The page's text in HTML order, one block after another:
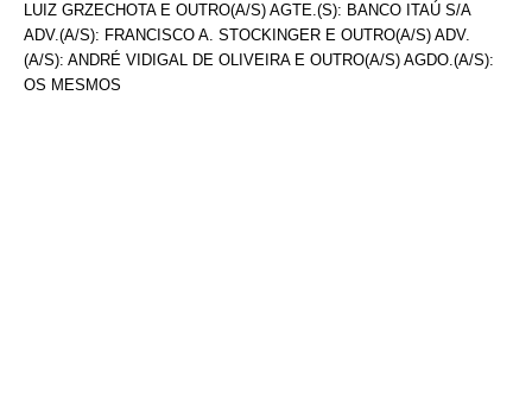
LUIZ GRZECHOTA E OUTRO(A/S) AGTE.(S): BANCO ITAÚ S/A
ADV.(A/S): FRANCISCO A. STOCKINGER E OUTRO(A/S) ADV.
(A/S): ANDRÉ VIDIGAL DE OLIVEIRA E OUTRO(A/S) AGDO.(A/S):
OS MESMOS